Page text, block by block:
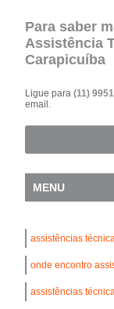
Para saber
Assistência
Carapicuíba
Ligue para(11)
email.
MENU
assistências
onde encontro
assistências